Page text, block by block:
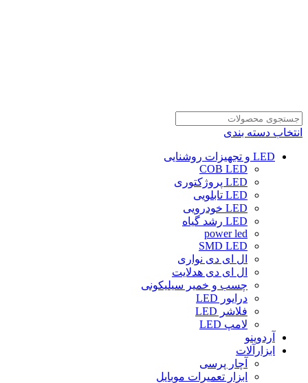
انتخاب دسته بندی
LED و تجهیزات روشنایی
COB LED
LED پروژکتوری
LED تابلویی
LED خودرویی
LED رشد گیاه
power led
SMD LED
ال ای دی نواری
ال ای دی هدلایت
چسب و خمیر سیلیکونی
درایور LED
فلاشر LED
لامپ LED
آردوینو
ابزارآلات
آچار پرسی
ابزار تعمیرات موبایل